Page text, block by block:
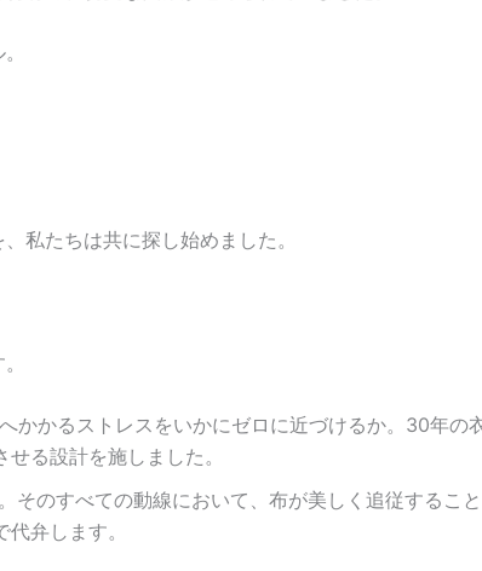
私たちは共に探し始めました。
かかるストレスをいかにゼロに近づけるか。30年の
る設計を施しました。
そのすべての動線において、布が美しく追従するこ
弁します。